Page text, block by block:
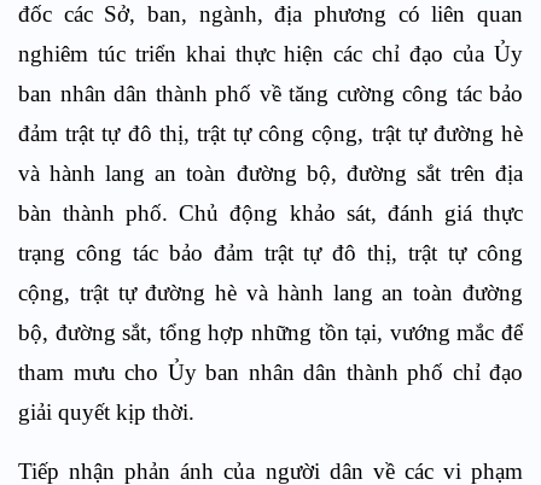
đốc các Sở, ban, ngành, địa phương có liên quan
nghiêm túc triển khai thực hiện các chỉ đạo của Ủy
ban nhân dân thành phố về tăng cường công tác bảo
đảm trật tự đô thị, trật tự công cộng, trật tự đường hè
và hành lang an toàn đường bộ, đường sắt trên địa
bàn thành phố. Chủ động khảo sát, đánh giá thực
trạng công tác bảo đảm trật tự đô thị, trật tự công
cộng, trật tự đường hè và hành lang an toàn đường
bộ, đường sắt, tổng hợp những tồn tại, vướng mắc để
tham mưu cho Ủy ban nhân dân thành phố chỉ đạo
giải quyết kịp thời.
Tiếp nhận phản ánh của người dân về các vi phạm